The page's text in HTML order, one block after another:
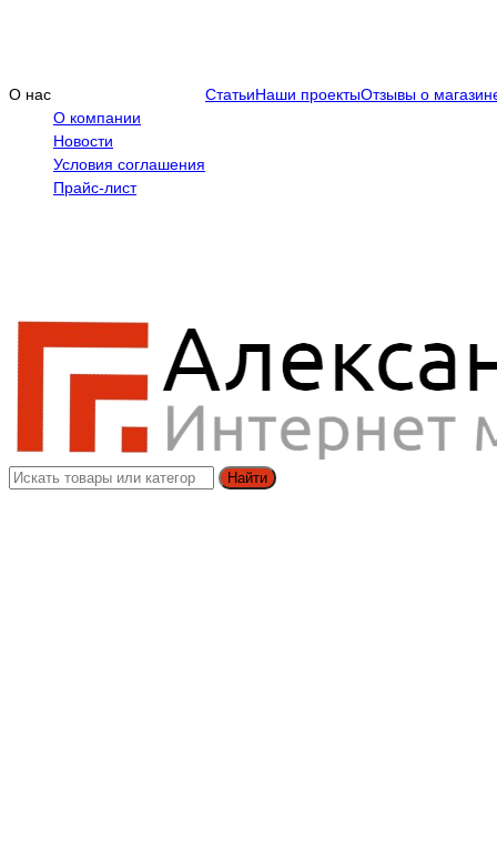
О нас
О компании
Новости
Условия соглашения
Прайс-лист
СтатьиНаши проектыОтзывы о
Найти